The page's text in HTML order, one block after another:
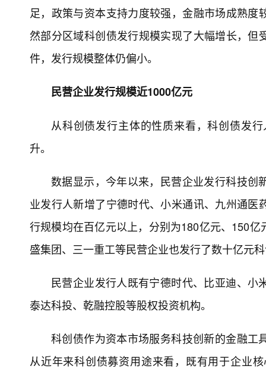
足，政策与资本支持力度较强，金融市场成熟
然部分区域科创债发行规模实现了大幅增长，
件，发行规模整体仍偏小。
民营企业发行规模近1000亿元
从科创债发行主体的性质来看，科创债发
升。
数据显示，今年以来，民营企业发行科技创
业发行人新增了宁德时代、小米通讯、九州通
行规模均在百亿元以上，分别为180亿元、150
盛集团、三一重工等民营企业也发行了数十亿元
民营企业发行人既有宁德时代、比亚迪、
泰达科投、乾融控股等股权投资机构。
科创债作为资本市场服务科技创新的金融
从近年来科创债募资用途来看，既有用于企业